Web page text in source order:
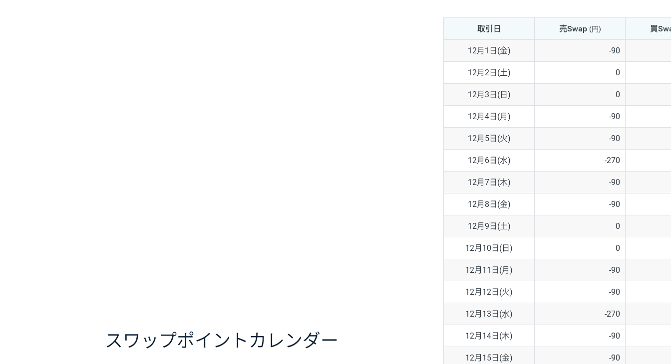
スワップポイント カレンダー
AUD/USD
NZD/USD 41円
EUR/GBP 71円
EUR/AUD 103円
GBP/AUD 43円
AUD/NZD 66円
EUR/CHF 111円
GBP/CHF 220円
USD/CHF 160円
※取引証拠金は同日の当社為替レート（ニューヨーククローズ・MIDレ
※ハンガリーフォリント/円と南アフリカランド/円とメキシコペソ/
取引日 売Swap (円) 買
12月1日(金) -90
12月2日(土) 0
12月3日(日) 0
12月4日(月) -90
12月5日(火) -90
12月6日(水) -270
12月7日(木) -90
12月8日(金) -90
12月9日(土) 0
12月10日(日) 0
12月11日(月) -90
12月12日(火) -90
12月13日(水) -270
12月14日(木) -90
12月15日(金) -90